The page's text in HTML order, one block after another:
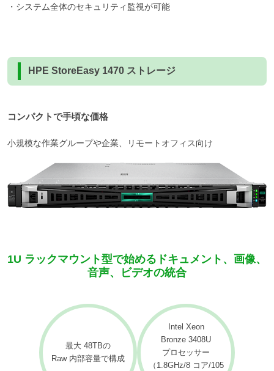
・システム全体のセキュリティ監視が可能
HPE StoreEasy 1470 ストレージ
コンパクトで手頃な価格
小規模な作業グループや企業、リモートオフィス向け
1U ラックマウント型で始めるドキュメント、画像、
音声、ビデオの統合
最大 48TBの
Raw 内部容量で構成
Intel Xeon
Bronze 3408U
プロセッサー
（1.8GHz/8 コア/105